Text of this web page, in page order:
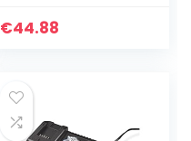
13.5HP 14HP 15 HP-
€44.88